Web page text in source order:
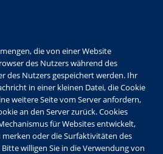
die von einer Website
des Nutzers während des
des Nutzers gespeichert werden. Ihr
in einer kleinen Datei, die Cookie
weitere Seite vom Server anfordern,
an den Server zurück. Cookies
für Websites entwickelt,
oder die Surfaktivitäten des
willigen Sie in die Verwendung von